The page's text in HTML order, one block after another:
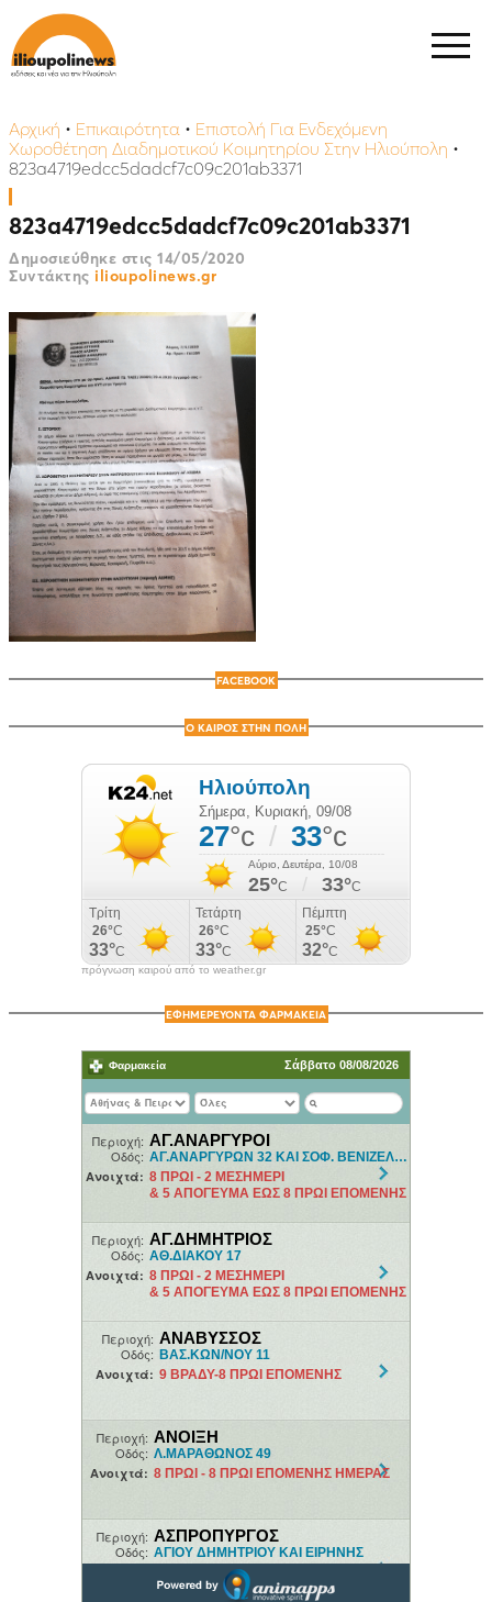
Αρχική • Επικαιρότητα • Επιστολή Για Ενδεχόμενη
Χωροθέτηση Διαδημοτικού Κοιμητηρίου Στην Ηλιούπολη •
823a4719edcc5dadcf7c09c201ab3371
823a4719edcc5dadcf7c09c201ab3371
Δημοσιεύθηκε στις 14/05/2020
Συντάκτης ilioupolinews.gr
FACEBOOK
Ο ΚΑΙΡΟΣ ΣΤΗΝ ΠΟΛΗ
πρόγνωση καιρού από το weather.gr
ΕΦΗΜΕΡΕΥΟΝΤΑ ΦΑΡΜΑΚΕΙΑ